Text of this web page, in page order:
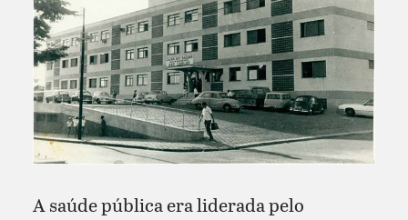
A saúde pública era liderada pelo